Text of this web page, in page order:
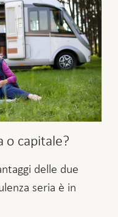
o capitale?
delle due
seria è in